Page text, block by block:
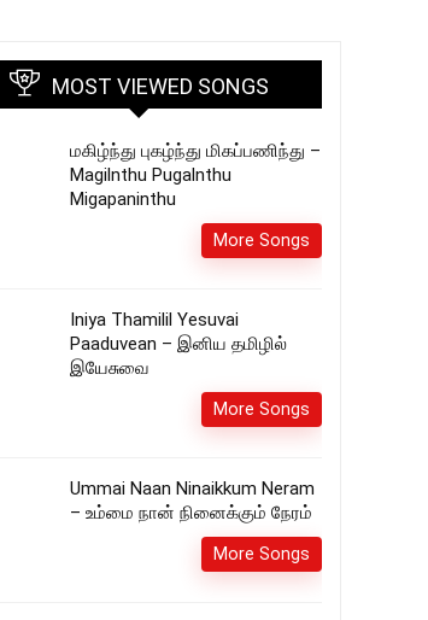
MOST VIEWED SONGS
மகிழ்ந்து புகழ்ந்து மிகப்பணிந்து –
Magilnthu Pugalnthu
Migapaninthu
More Songs
Iniya Thamilil Yesuvai
Paaduvean – இனிய தமிழில்
இயேசுவை
More Songs
Ummai Naan Ninaikkum Neram
– உம்மை நான் நினைக்கும் நேரம்
More Songs